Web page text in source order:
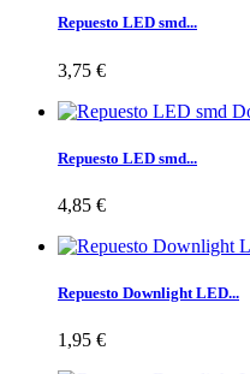
Repuesto LED smd...
3,75 €
Repuesto LED smd...
4,85 €
Repuesto Downlight LED...
1,95 €